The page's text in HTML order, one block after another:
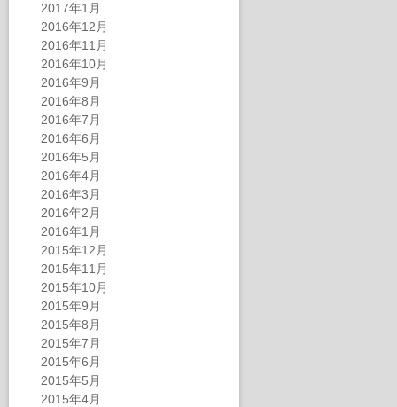
2017年1月
2016年12月
2016年11月
2016年10月
2016年9月
2016年8月
2016年7月
2016年6月
2016年5月
2016年4月
2016年3月
2016年2月
2016年1月
2015年12月
2015年11月
2015年10月
2015年9月
2015年8月
2015年7月
2015年6月
2015年5月
2015年4月